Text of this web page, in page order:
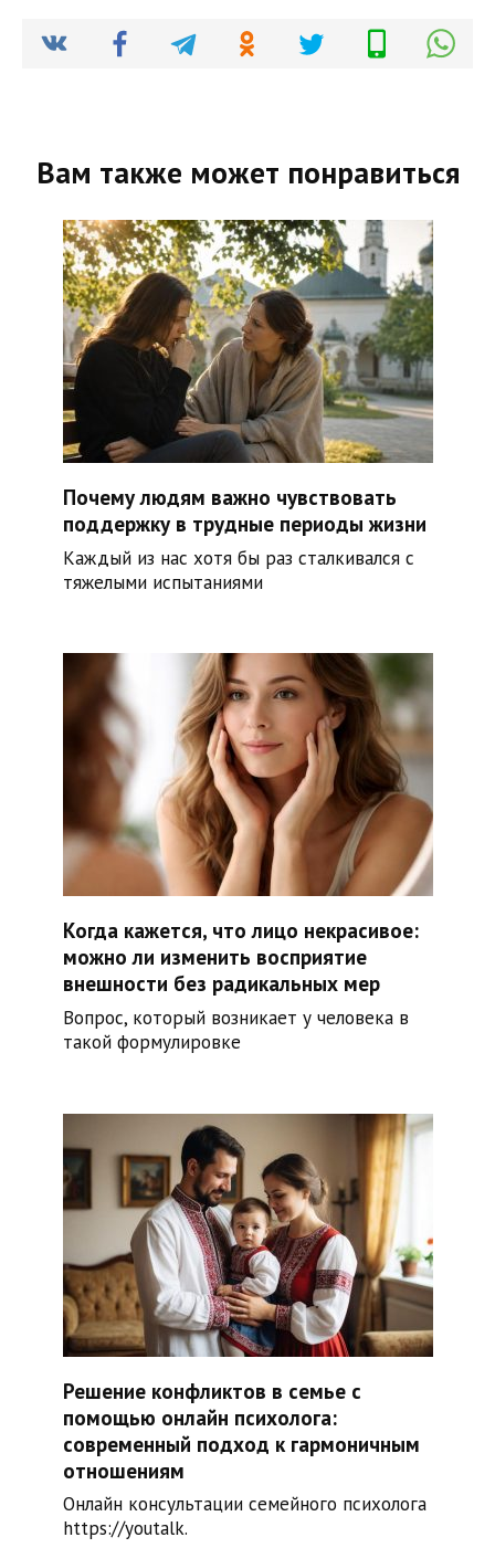
Вам также может понравиться
Почему людям важно чувствовать
поддержку в трудные периоды жизни
Каждый из нас хотя бы раз сталкивался с
тяжелыми испытаниями
Когда кажется, что лицо некрасивое:
можно ли изменить восприятие
внешности без радикальных мер
Вопрос, который возникает у человека в
такой формулировке
Решение конфликтов в семье с
помощью онлайн психолога:
современный подход к гармоничным
отношениям
Онлайн консультации семейного психолога
https://youtalk.